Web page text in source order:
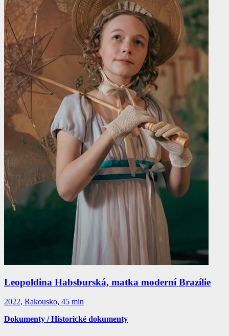
Leopoldina Habsburská, matka moderní Brazílie
2022, Rakousko, 45 min
Dokumenty / Historické dokumenty